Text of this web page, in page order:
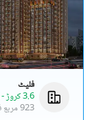
فلیٹ
3.6 کروڑ
-
923 مربع فیٹ